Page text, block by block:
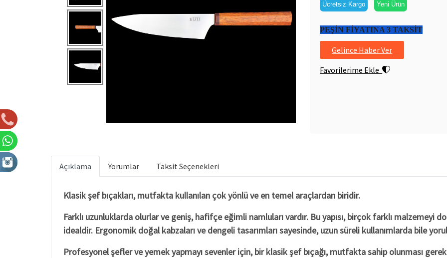
Ücretsiz Kargo Yeni Ürün
PEŞİN FİYATINA 3 TAKSİT
Gelince Haber Ver
Favorilerime Ekle
Açıklama Yorumlar Taksit Seçenekleri
Klasik şef bıçakları, mutfakta kullanılan çok yönlü ve en temel araçlardan biridir.
Farklı uzunluklarda olurlar ve geniş, hafifçe eğimli namluları vardır. Bu yapısı, birçok farklı malzemeyi
idealdir. Ergonomik doğal kabzaları ve dengeli tasarımları sayesinde, uzun süreli kullanımlarda bile
Profesyonel şefler ve yemek yapmayı sevenler için, bir klasik şef bıçağı, mutfakta sahip olunması